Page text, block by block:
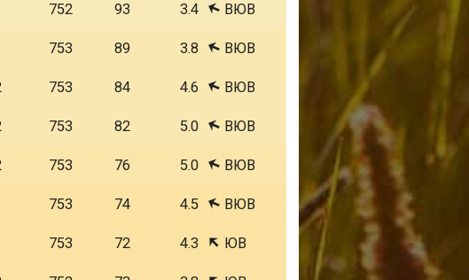
752 93 3.4 ВЮВ
753 89 3.8 ВЮВ
753 84 4.6 ВЮВ
753 82 5.0 ВЮВ
753 76 5.0 ВЮВ
753 74 4.5 ВЮВ
753 72 4.3 ЮВ